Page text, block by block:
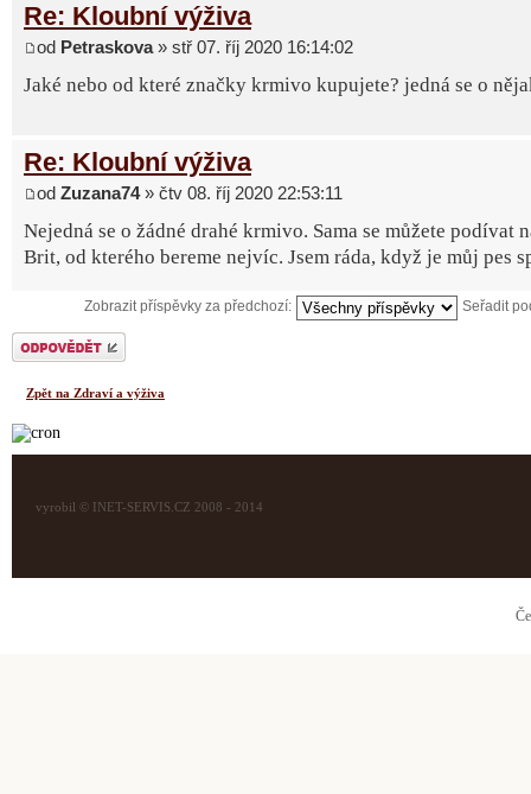
Re: Kloubní výživa
od Petraskova» stř 07. říj 2020 16:14:02
Jaké nebo od které značky krmivo kupujete? jedná se o
Re: Kloubní výživa
od Zuzana74» čtv 08. říj 2020 22:53:11
Nejedná se o žádné drahé krmivo. Sama se můžete podívat
Brit, od kterého bereme nejvíc. Jsem ráda, když je můj pes
Zobrazit příspěvky za předchozí: Seřadit
Odeslat odpověď
Zpět na Zdraví a výživa
vyrobil © INET-SERVIS.CZ 2008 - 2014